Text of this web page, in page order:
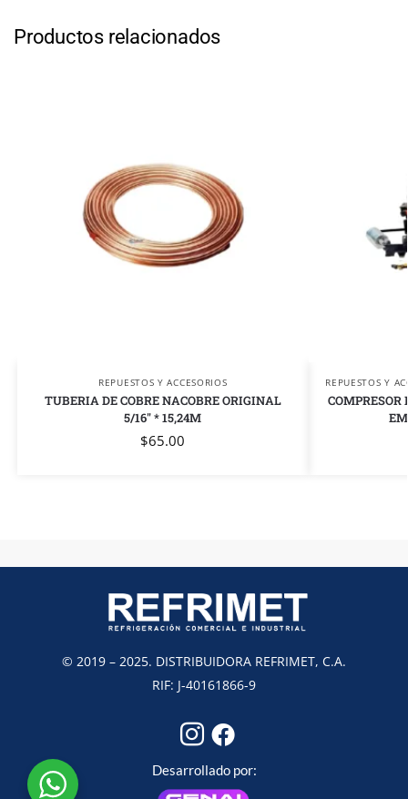
Productos relacionados
REPUESTOS Y ACCESORIOS
TUBERIA DE COBRE NACOBRE ORIGINAL
5/16″ * 15,24M
$65.00
REPUESTOS Y
© 2019 – 2025. DISTRIBUIDORA REFRIMET, C.A.
RIF: J-40161866-9
Desarrollado por: